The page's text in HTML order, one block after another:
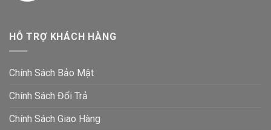
HỖ TRỢ KHÁCH HÀNG
Chính Sách Bảo Mật
Chính Sách Đổi Trả
Chính Sách Giao Hàng